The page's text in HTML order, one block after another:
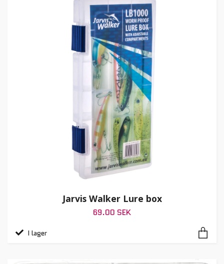
Jarvis Walker Lure box
69.00 SEK
I lager